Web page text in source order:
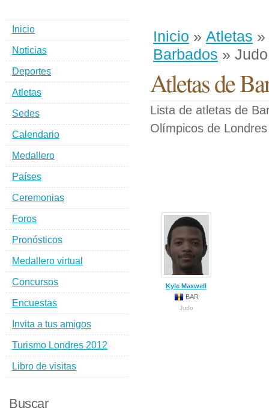
Inicio » Atletas »
Barbados » Judo
Atletas de
Lista de atletas de
Olímpicos de
Kyle Maxwell
BAR
Judo
Inicio
Noticias
Deportes
Atletas
Sedes
Calendario
Medallero
Países
Ceremonias
Foros
Pronósticos
Medallero virtual
Concursos
Encuestas
Invita a tus amigos
Turismo Londres 2012
Libro de visitas
Buscar